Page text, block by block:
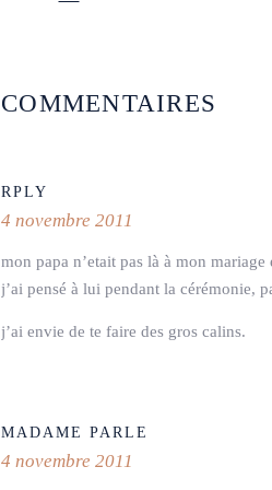
COMMENTAIRES
RPLY
4 novembre 2011
mon papa n’etait pas là à mon
j’ai pensé à lui pendant la cérémonie,
j’ai envie de te faire des gros calins.
MADAME PARLE
4 novembre 2011